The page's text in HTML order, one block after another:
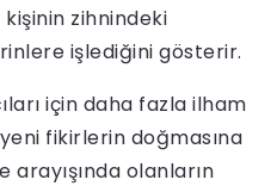
kişinin zihnindeki
işlediğini gösterir.
için daha fazla ilham
fikirlerin doğmasına
arayışında olanların